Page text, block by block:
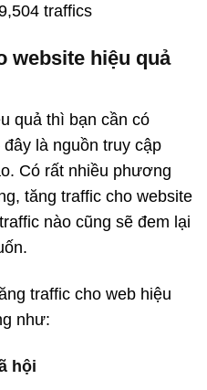
traffics
website hiệu quả
quả thì bạn cần có
là nguồn truy cập
Có rất nhiều phương
tăng traffic cho website
nào cũng sẽ đem lại
traffic cho web hiệu
như:
hội